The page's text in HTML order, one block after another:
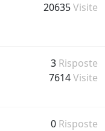
20635Visite
3 Risposte
7614Visite
0 Risposte